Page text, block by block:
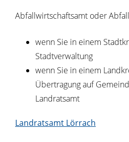
Abfallwirtschaftsamt oder
wenn Sie in einem
Stadtverwaltung
wenn Sie in einem
Übertragung auf
Landratsamt
Landratsamt Lörrach